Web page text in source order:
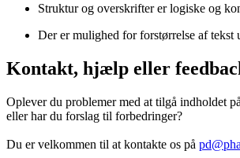
Struktur og overskrifter er logiske og
Der er mulighed for forstørrelse af tekst
Kontakt, hjælp eller
Oplever du problemer med at tilgå indholdet
eller har du forslag til forbedringer?
Du er velkommen til at kontakte os på